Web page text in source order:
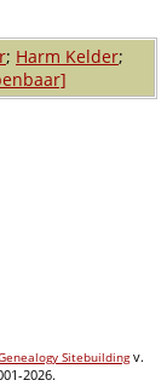
; Harm Kelder;
Sitebuildingv.
2026.